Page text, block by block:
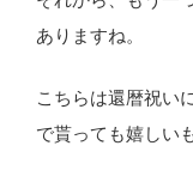
ありますね。
こちらは還暦祝い
で貰っても嬉しい